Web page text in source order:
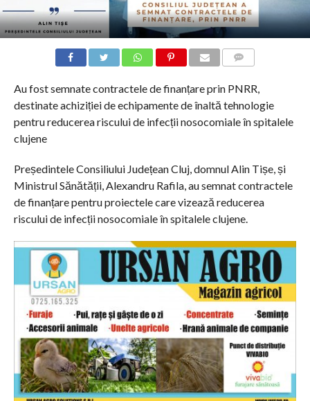
Au fost semnate contractele de finanțare prin PNRR,
destinate achiziției de echipamente de înaltă tehnologie
pentru reducerea riscului de infecții nosocomiale în spitalele
clujene
Președintele Consiliului Județean Cluj, domnul Alin Tișe, și
Ministrul Sănătății, Alexandru Rafila, au semnat contractele
de finanțare pentru proiectele care vizează reducerea
riscului de infecții nosocomiale în spitalele clujene.